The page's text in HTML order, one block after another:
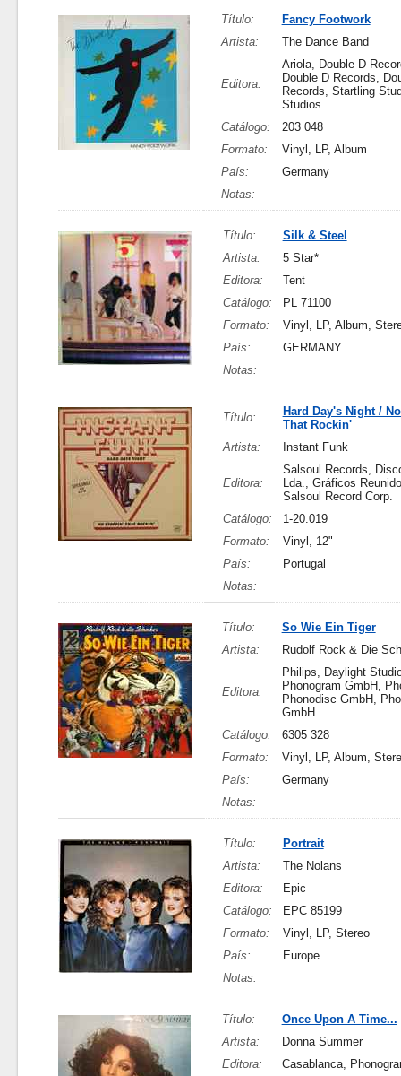
Título:
Fancy Footwork
Artista:
The Dance Band
Editora:
Ariola, Double D
Double D Records,
Records, Startling
Studios
Catálogo:
203 048
Formato:
Vinyl, LP, Album
País:
Germany
Notas:
Título:
Silk & Steel
Artista:
5 Star*
Editora:
Tent
Catálogo:
PL 71100
Formato:
Vinyl, LP, Album,
País:
GERMANY
Notas:
Título:
Hard Day's Night /
That Rockin'
Artista:
Instant Funk
Editora:
Salsoul Records,
Lda., Gráficos
Salsoul Record Corp.
Catálogo:
1-20.019
Formato:
Vinyl, 12"
País:
Portugal
Notas:
Título:
So Wie Ein Tiger
Artista:
Rudolf Rock & Die
Editora:
Philips, Daylight
Phonogram GmbH,
Phonodisc GmbH,
GmbH
Catálogo:
6305 328
Formato:
Vinyl, LP, Album,
País:
Germany
Notas:
Título:
Portrait
Artista:
The Nolans
Editora:
Epic
Catálogo:
EPC 85199
Formato:
Vinyl, LP, Stereo
País:
Europe
Notas:
Título:
Once Upon A Time...
Artista:
Donna Summer
Editora:
Casablanca,